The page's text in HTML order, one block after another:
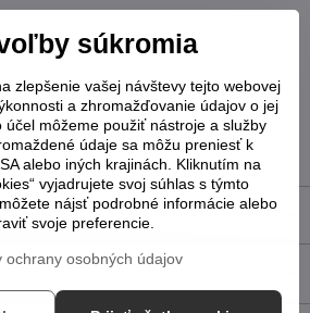
Otázka k produktu
Strážny pes
súkromia
zlepšenie vašej návštevy tejto webovej
a zhromažďovanie údajov o jej
účel môžeme použiť nástroje a služby
údaje sa môžu preniesť k
alebo iných krajinách. Kliknutím na
vyjadrujete svoj súhlas s týmto
nájsť podrobné informácie alebo
svoje preferencie.
ochrany osobných údajov